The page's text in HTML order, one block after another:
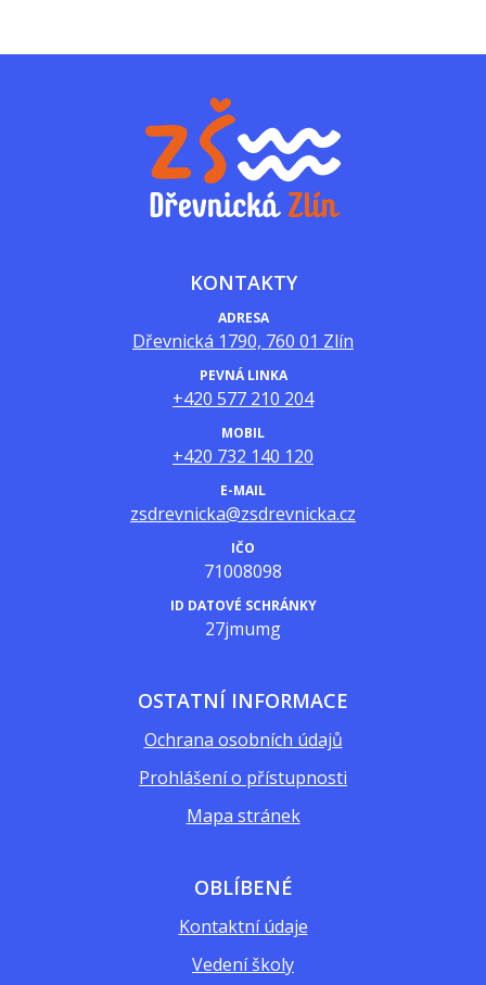
KONTAKTY
ADRESA
Dřevnická 1790, 760 01 Zlín
PEVNÁ LINKA
+420 577 210 204
MOBIL
+420 732 140 120
E-MAIL
zsdrevnicka@zsdrevnicka.cz
IČO
71008098
ID DATOVÉ SCHRÁNKY
27jmumg
OSTATNÍ INFORMACE
Ochrana osobních údajů
Prohlášení o přístupnosti
Mapa stránek
OBLÍBENÉ
Kontaktní údaje
Vedení školy